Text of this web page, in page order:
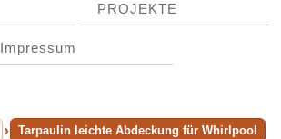
PROJEKTE
Impressum
Tarpaulin leichte Abdeckung für Whirlpool